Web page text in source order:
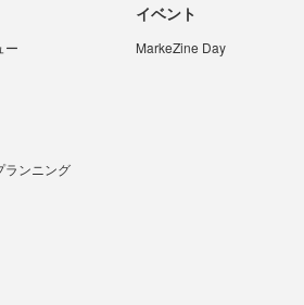
ー
ランニング
イベント
MarkeZine Day